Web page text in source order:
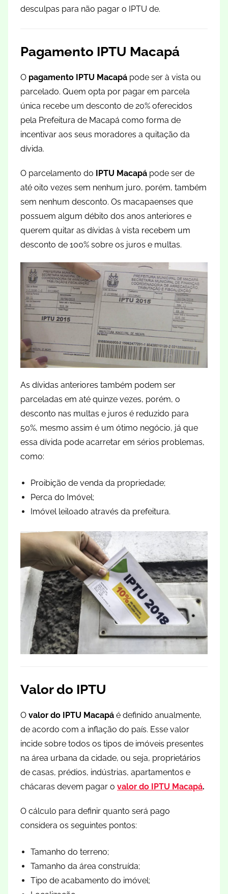
desculpas para não pagar o IPTU de.
Pagamento IPTU Macapá
O pagamento IPTU Macapá pode ser à vista ou
parcelado. Quem opta por pagar em parcela
única recebe um desconto de 20% oferecidos
pela Prefeitura de Macapá como forma de
incentivar aos seus moradores a quitação da
dívida.
O parcelamento do IPTU Macapá pode ser de
até oito vezes sem nenhum juro, porém, também
sem nenhum desconto. Os macapaenses que
possuem algum débito dos anos anteriores e
querem quitar as dívidas à vista recebem um
desconto de 100% sobre os juros e multas.
As dívidas anteriores também podem ser
parceladas em até quinze vezes, porém, o
desconto nas multas e juros é reduzido para
50%, mesmo assim é um ótimo negócio, já que
essa dívida pode acarretar em sérios problemas,
como:
Proibição de venda da propriedade;
Perca do Imóvel;
Imóvel leiloado através da prefeitura.
Valor do IPTU
O valor do IPTU Macapá é definido anualmente,
de acordo com a inflação do país. Esse valor
incide sobre todos os tipos de imóveis presentes
na área urbana da cidade, ou seja, proprietários
de casas, prédios, indústrias, apartamentos e
chácaras devem pagar o valor do IPTU Macapá.
O cálculo para definir quanto será pago
considera os seguintes pontos:
Tamanho do terreno;
Tamanho da área construída;
Tipo de acabamento do imóvel;